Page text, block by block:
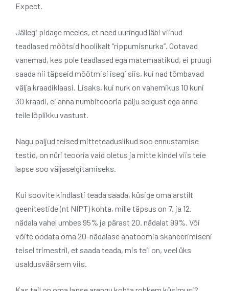
Expect.
Jällegi pidage meeles, et need uuringud läbi viinud
teadlased mõõtsid hoolikalt “rippumisnurka”. Ootavad
vanemad, kes pole teadlased ega matemaatikud, ei pruugi
saada nii täpseid mõõtmisi isegi siis, kui nad tõmbavad
välja kraadiklaasi. Lisaks, kui nurk on vahemikus 10 kuni
30 kraadi, ei anna numbiteooria palju selgust ega anna
teile lõplikku vastust.
Nagu paljud teised mitteteaduslikud soo ennustamise
testid, on nüri teooria vaid oletus ja mitte kindel viis teie
lapse soo väljaselgitamiseks.
Kui soovite kindlasti teada saada, küsige oma arstilt
geenitestide (nt NIPT) kohta, mille täpsus on 7. ja 12.
nädala vahel umbes 95% ja pärast 20. nädalat 99%. Või
võite oodata oma 20-nädalase anatoomia skaneerimiseni
teisel trimestril, et saada teada, mis teil on, veel üks
usaldusväärsem viis.